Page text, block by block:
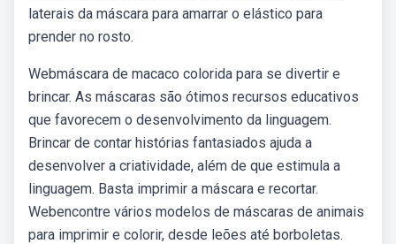
laterais da máscara para amarrar o elástico para
prender no rosto.
Webmáscara de macaco colorida para se divertir e
brincar. As máscaras são ótimos recursos educativos
que favorecem o desenvolvimento da linguagem.
Brincar de contar histórias fantasiados ajuda a
desenvolver a criatividade, além de que estimula a
linguagem. Basta imprimir a máscara e recortar.
Webencontre vários modelos de máscaras de animais
para imprimir e colorir, desde leões até borboletas.